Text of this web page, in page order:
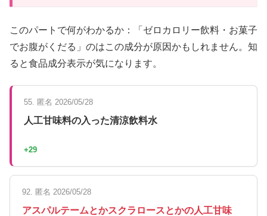
このパートで何がわかるか：「ゼロカロリー飲料・お菓子
でお腹がくだる」のはこの成分が原因かもしれません。知
ると食品成分表示が気になります。
55. 匿名 2026/05/28
人工甘味料の入った清涼飲料水
+29
92. 匿名 2026/05/28
アスパルテームとかスクラロースとかの人工甘味